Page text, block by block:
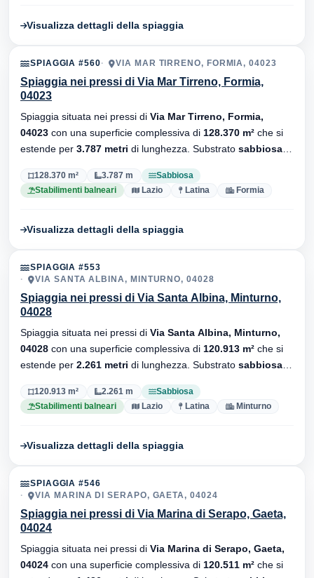
Visualizza dettagli della spiaggia
SPIAGGIA #560 VIA MAR TIRRENO, FORMIA, 04023
Spiaggia nei pressi di Via Mar Tirreno, Formia,
04023
Spiaggia situata nei pressi di Via Mar Tirreno, Formia,
04023 con una superficie complessiva di 128.370 m² che si
estende per 3.787 metri di lunghezza. Substrato sabbiosa
128.370 m² 3.787 m
Sabbiosa
Stabilimenti balneari
Lazio Latina Formia
Visualizza dettagli della spiaggia
SPIAGGIA #553
VIA SANTA ALBINA, MINTURNO, 04028
Spiaggia nei pressi di Via Santa Albina, Minturno,
04028
Spiaggia situata nei pressi di Via Santa Albina, Minturno,
04028 con una superficie complessiva di 120.913 m² che si
estende per 2.261 metri di lunghezza. Substrato sabbiosa
120.913 m² 2.261 m
Sabbiosa
Stabilimenti balneari
Lazio Latina Minturno
Visualizza dettagli della spiaggia
SPIAGGIA #546
VIA MARINA DI SERAPO, GAETA, 04024
Spiaggia nei pressi di Via Marina di Serapo, Gaeta,
04024
Spiaggia situata nei pressi di Via Marina di Serapo, Gaeta,
04024 con una superficie complessiva di 120.511 m² che si